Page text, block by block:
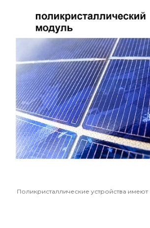
Поликристаллические устройства